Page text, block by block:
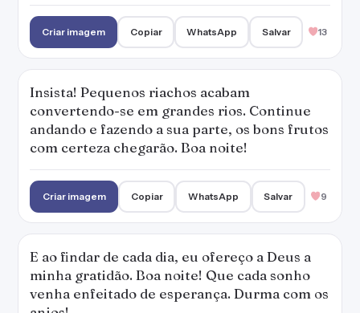
Criar imagem Copiar WhatsApp Salvar 13
Insista! Pequenos riachos acabam
convertendo-se em grandes rios. Continue
andando e fazendo a sua parte, os bons frutos
com certeza chegarão. Boa noite!
Criar imagem Copiar WhatsApp Salvar 9
E ao findar de cada dia, eu ofereço a Deus a
minha gratidão. Boa noite! Que cada sonho
venha enfeitado de esperança. Durma com os